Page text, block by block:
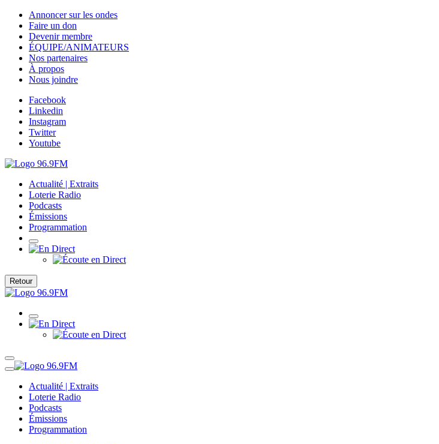
Annoncer sur les ondes
Faire un don
Devenir membre
ÉQUIPE/ANIMATEURS
Nos partenaires
À propos
Nous joindre
Facebook
Linkedin
Instagram
Twitter
Youtube
Actualité | Extraits
Loterie Radio
Podcasts
Émissions
Programmation
Retour
Actualité | Extraits
Loterie Radio
Podcasts
Émissions
Programmation